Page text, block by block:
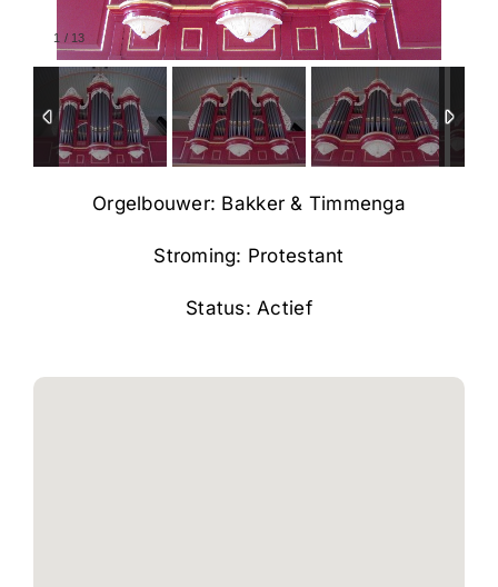
1 / 13
Orgelbouwer: Bakker & Timmenga
Stroming: Protestant
Status: Actief